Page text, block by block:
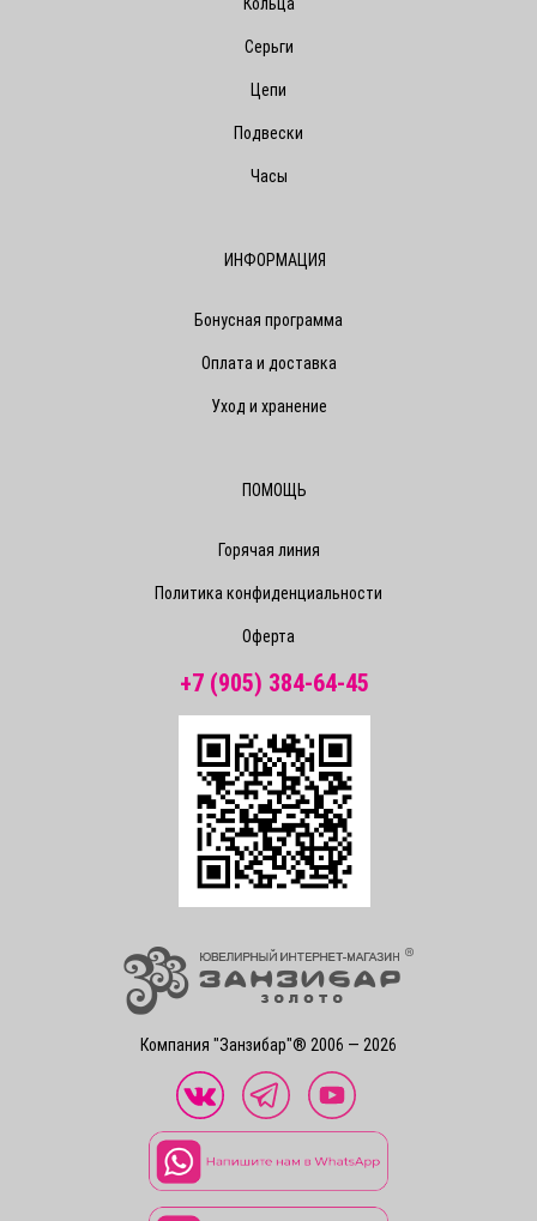
Компания "Занзибар"® 2006 — 2026
Серьги
Цепи
Подвески
Часы
ИНФОРМАЦИЯ
Бонусная программа
Оплата и доставка
Уход и хранение
ПОМОЩЬ
Горячая линия
Политика конфиденциальности
Оферта
+7 (905) 384-64-45